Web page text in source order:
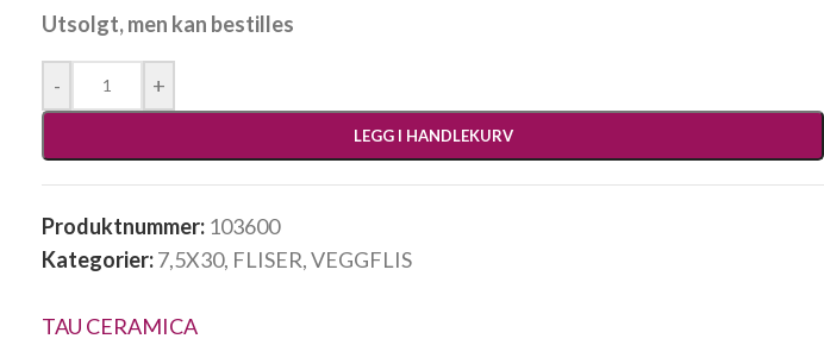
Utsolgt, men kan bestilles
- +
LEGG I HANDLEKURV
Produktnummer: 103600
Kategorier:7,5X30, FLISER,VEGGFLIS
TAU CERAMICA